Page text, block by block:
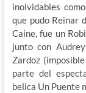
inolvidables
que pudo Reinar
Caine, fue un
junto con
Zardoz
parte del
belica Un Puente